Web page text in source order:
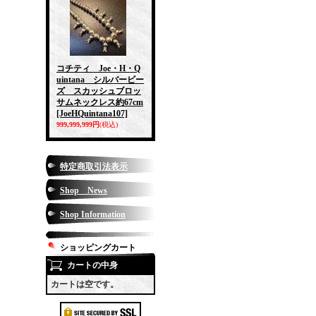
コチティ Joe・H・Q
uintana シルバービー
ズ スカッシュブロッ
サムネックレス約67cm
[JoeHQuintana107]
999,999,999円(税込)
特定商取引法表示
Shop News
Shop Information
ショッピングカート
カートの中身
カートは空です。